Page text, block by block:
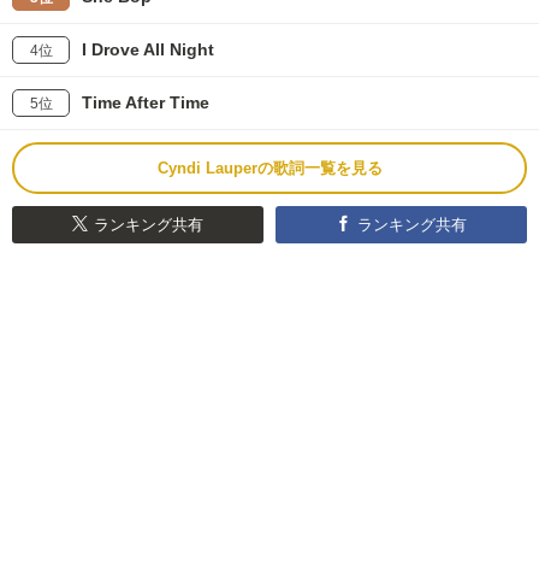
4位 I Drove All Night
5位 Time After Time
Cyndi Lauperの歌詞一覧を見る
ランキング共有 ランキング共有